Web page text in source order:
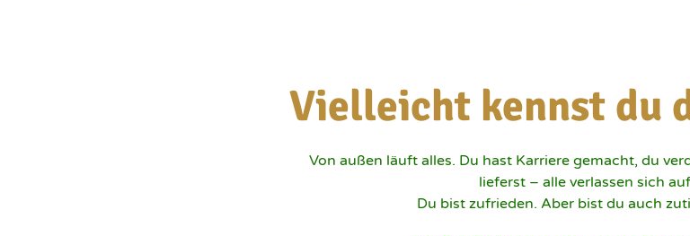
Vielleicht kennst du
Von außen läuft alles. Du hast Karriere gemacht, du
lieferst – alle verlassen sich
Du bist zufrieden. Aber bist du auch